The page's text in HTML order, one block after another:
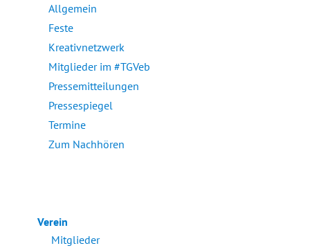
Allgemein
Feste
Kreativnetzwerk
Mitglieder im #TGVeb
Pressemitteilungen
Pressespiegel
Termine
Zum Nachhören
Verein
Mitglieder